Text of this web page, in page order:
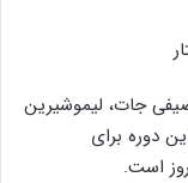
جات، لیموشیرین
دوره برای